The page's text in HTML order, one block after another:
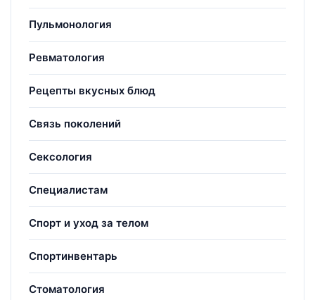
Пульмонология
Ревматология
Рецепты вкусных блюд
Связь поколений
Сексология
Специалистам
Спорт и уход за телом
Спортинвентарь
Стоматология